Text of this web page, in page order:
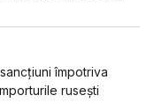
împotriva
rusești